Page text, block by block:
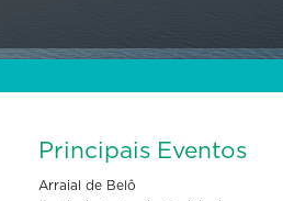
Principais Eventos
Arraial de Belô